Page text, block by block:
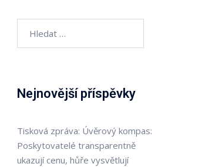
Nejnovější příspěvky
Tisková zpráva: Úvěrový kompas:
Poskytovatelé transparentně
ukazují cenu, hůře vysvětlují